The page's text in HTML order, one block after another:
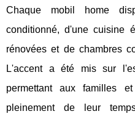
Chaque mobil home
conditionné, d'une cuisine
rénovées et de chambres
L'accent a été mis sur
permettant aux familles
pleinement de leur